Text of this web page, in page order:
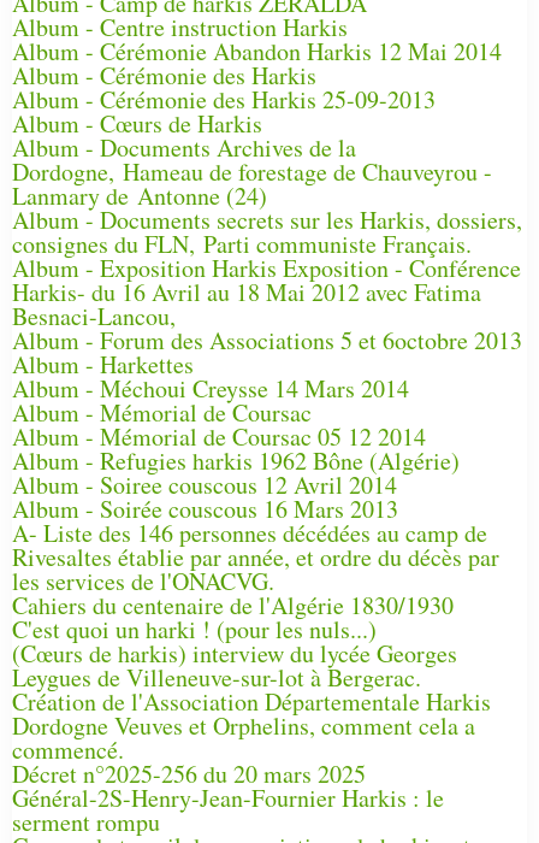
Album - Centre instruction Harkis
Album - Cérémonie Abandon Harkis 12 Mai 2014
Album - Cérémonie des Harkis
Album - Cérémonie des Harkis 25-09-2013
Album - Cœurs de Harkis
Album - Documents Archives de la
Dordogne, Hameau de forestage de Chauveyrou -
Lanmary de Antonne (24)
Album - Documents secrets sur les Harkis, dossiers,
consignes du FLN, Parti communiste Français.
Album - Exposition Harkis Exposition - Conférence
Harkis- du 16 Avril au 18 Mai 2012 avec Fatima
Besnaci-Lancou,
Album - Forum des Associations 5 et 6octobre 2013
Album - Harkettes
Album - Méchoui Creysse 14 Mars 2014
Album - Mémorial de Coursac
Album - Mémorial de Coursac 05 12 2014
Album - Refugies harkis 1962 Bône (Algérie)
Album - Soiree couscous 12 Avril 2014
Album - Soirée couscous 16 Mars 2013
A- Liste des 146 personnes décédées au camp de
Rivesaltes établie par année, et ordre du décès par
les services de l'ONACVG.
Cahiers du centenaire de l'Algérie 1830/1930
C'est quoi un harki ! (pour les nuls...)
(Cœurs de harkis) interview du lycée Georges
Leygues de Villeneuve-sur-lot à Bergerac.
Création de l'Association Départementale Harkis
Dordogne Veuves et Orphelins, comment cela a
commencé.
Décret n°2025-256 du 20 mars 2025
Général-2S-Henry-Jean-Fournier Harkis : le
serment rompu